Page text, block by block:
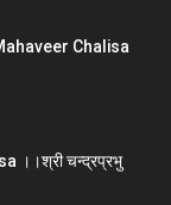
Mahaveer Chalisa
।।श्री चन्द्रप्रभु